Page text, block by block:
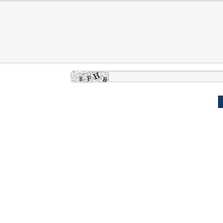
هیچ برنامه‌ای برای بستن تنگه هرمز
ندارند
ببینید|